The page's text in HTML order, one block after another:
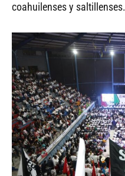
coahuilenses y saltillenses.